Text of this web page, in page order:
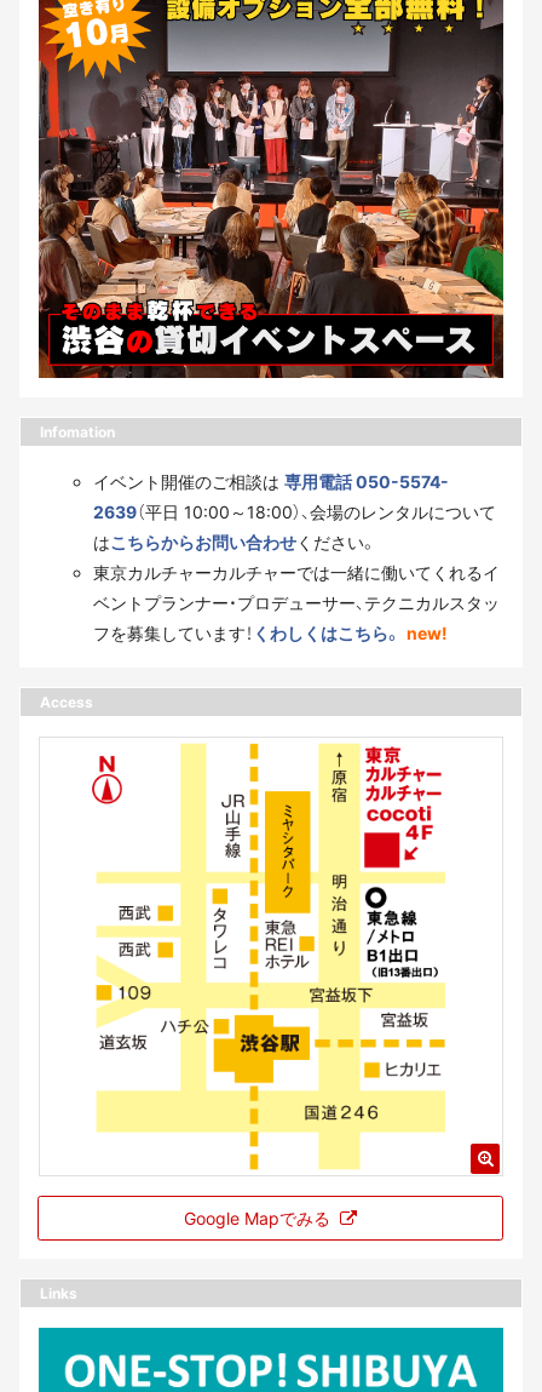
Infomation
イベント開催のご相談は 専用電話 050-5574-
2639（平日 10:00～18:00）、会場のレンタルについて
はこちらからお問い合わせください。
東京カルチャーカルチャーでは一緒に働いてくれるイ
ベントプランナー・プロデューサー、テクニカルスタッ
フを募集しています！ くわしくはこちら。 new!
Access
Google Mapでみる
Links